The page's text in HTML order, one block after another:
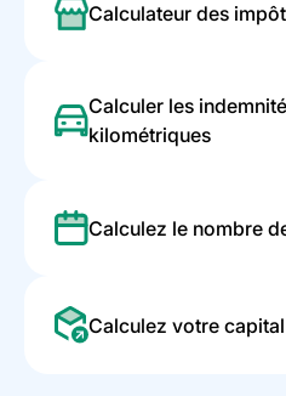
Calculateur des
Calculer les
kilométriques
Calculez le nombre
Calculez votre